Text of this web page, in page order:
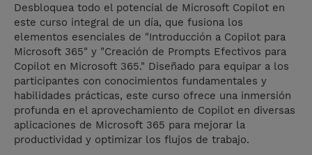
Desbloquea todo el potencial de Microsoft Copilot en
este curso integral de un día, que fusiona los
elementos esenciales de "Introducción a Copilot para
Microsoft 365" y "Creación de Prompts Efectivos para
Copilot en Microsoft 365." Diseñado para equipar a los
participantes con conocimientos fundamentales y
habilidades prácticas, este curso ofrece una inmersión
profunda en el aprovechamiento de Copilot en diversas
aplicaciones de Microsoft 365 para mejorar la
productividad y optimizar los flujos de trabajo.